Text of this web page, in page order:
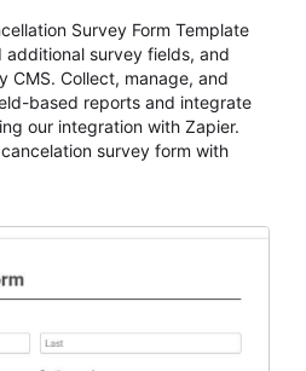
Survey Form Template
survey fields, and
CMS. Collect, manage, and
based reports and integrate
our integration with Zapier.
survey form with